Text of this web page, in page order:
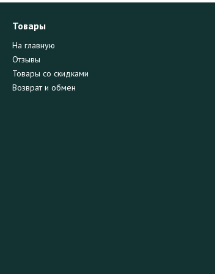
Товары
На главную
Отзывы
Товары со скидками
Возврат и обмен